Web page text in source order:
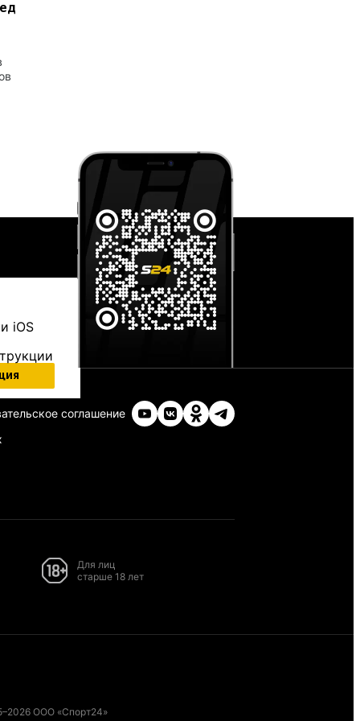
iOS
соглашение
Для лиц
старше 18 лет
ООО «Спорт24»